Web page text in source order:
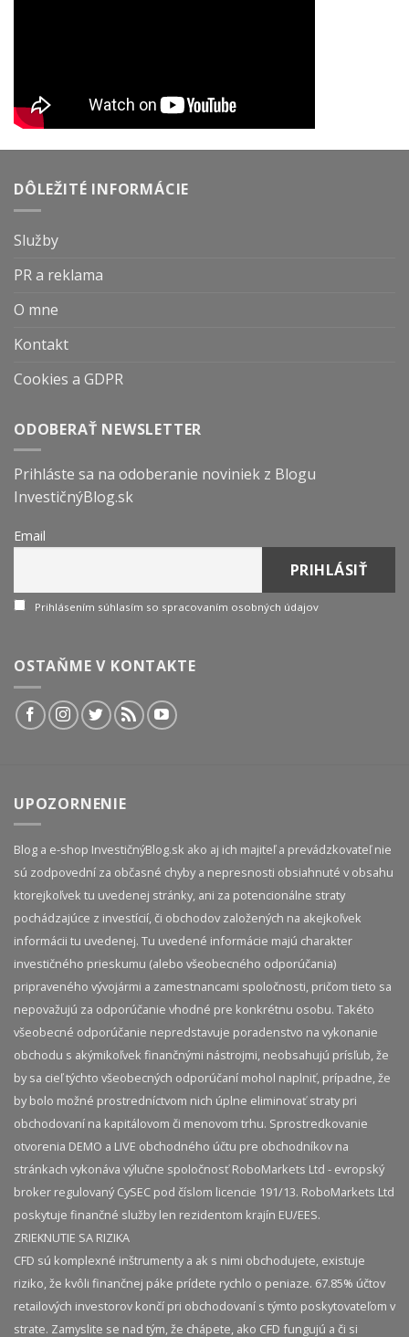
DÔLEŽITÉ INFORMÁCIE
Služby
PR a reklama
O mne
Kontakt
Cookies a GDPR
ODOBERAŤ NEWSLETTER
Prihláste sa na odoberanie noviniek z Blogu
InvestičnýBlog.sk
Email
Prihlásením súhlasím so spracovaním osobných údajov
OSTAŇME V KONTAKTE
UPOZORNENIE
Blog a e-shop InvestičnýBlog.sk ako aj ich majiteľ a prevádzkovateľ nie
sú zodpovední za občasné chyby a nepresnosti obsiahnuté v obsahu
ktorejkoľvek tu uvedenej stránky, ani za potencionálne straty
pochádzajúce z investícií, či obchodov založených na akejkoľvek
informácii tu uvedenej. Tu uvedené informácie majú charakter
investičného prieskumu (alebo všeobecného odporúčania)
pripraveného vývojármi a zamestnancami spoločnosti, pričom tieto sa
nepovažujú za odporúčanie vhodné pre konkrétnu osobu. Takéto
všeobecné odporúčanie nepredstavuje poradenstvo na vykonanie
obchodu s akýmikoľvek finančnými nástrojmi, neobsahujú prísľub, že
by sa cieľ týchto všeobecných odporúčaní mohol naplniť, prípadne, že
by bolo možné prostredníctvom nich úplne eliminovať straty pri
obchodovaní na kapitálovom či menovom trhu. Sprostredkovanie
otvorenia DEMO a LIVE obchodného účtu pre obchodníkov na
stránkach vykonáva výlučne spoločnosť RoboMarkets Ltd - evropský
broker regulovaný CySEC pod číslom licencie 191/13. RoboMarkets Ltd
poskytuje finančné služby len rezidentom krajín EU/EES.
ZRIEKNUTIE SA RIZIKA
CFD sú komplexné inštrumenty a ak s nimi obchodujete, existuje
riziko, že kvôli finančnej páke prídete rychlo o peniaze. 67.85% účtov
retailových investorov končí pri obchodovaní s týmto poskytovateľom v
strate. Zamyslite se nad tým, že chápete, ako CFD fungujú a či si